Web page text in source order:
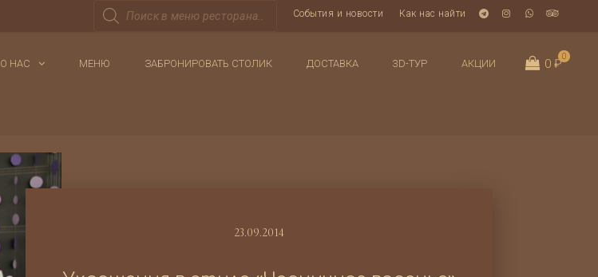
Поиск
товаров
События и новости Как нас найти
0
0 ₽
О НАС МЕНЮ ЗАБРОНИРОВАТЬ СТОЛИК ДОСТАВКА 3D-ТУР АКЦИИ
23.09.2014